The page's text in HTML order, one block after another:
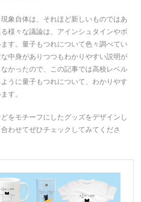
象自体は、それほど新しいものではあ
様々な議論は、アインシュタインやボ
す。量子もつれについて色々調べてい
中身がありつつもわかりやすい説明が
かったので、この記事では高校レベル
うに量子もつれについて、わかりやす
す。
をモチーフにしたグッズをデザインし
わせてぜひチェックしてみてくださ